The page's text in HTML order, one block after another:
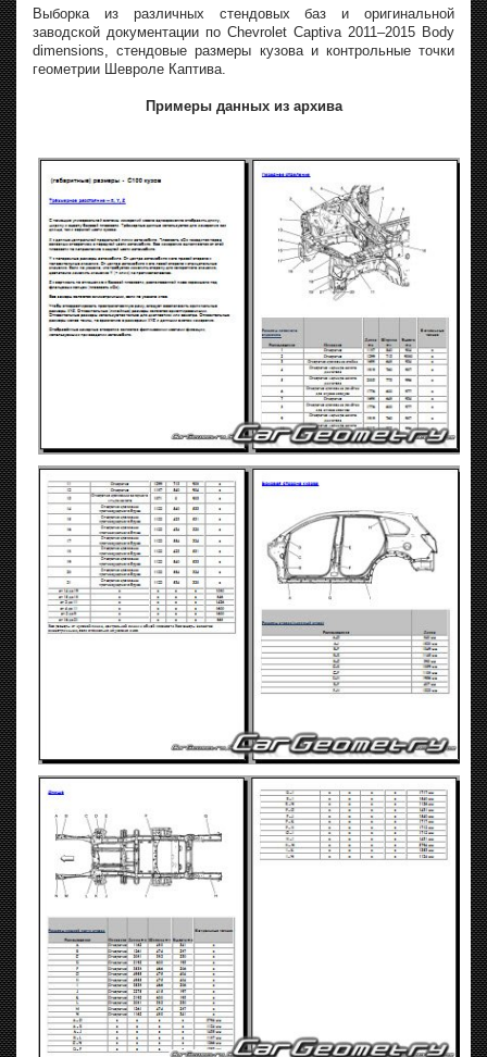
Выборка из различных стендовых баз и оригинальной
заводской документации по Chevrolet Captiva 2011–2015 Body
dimensions, стендовые размеры кузова и контрольные точки
геометрии Шевроле Каптива.
Примеры данных из архива